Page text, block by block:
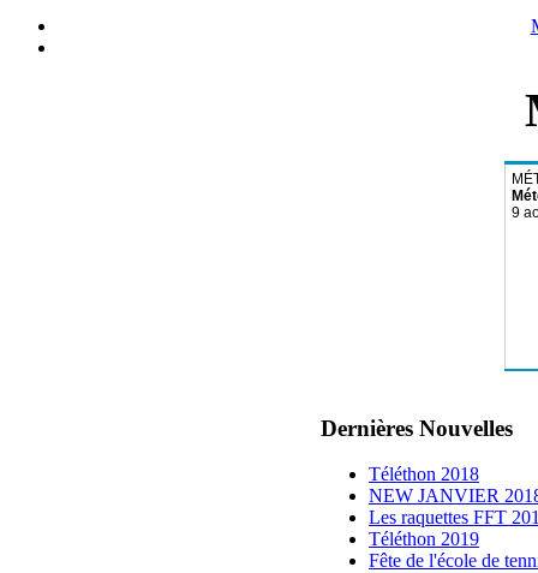
Dernières Nouvelles
Téléthon 2018
NEW JANVIER
Les raquettes FFT
Téléthon 2019
Fête de l'école de